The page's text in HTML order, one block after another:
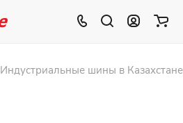
Индустриальные шины в Казахстане